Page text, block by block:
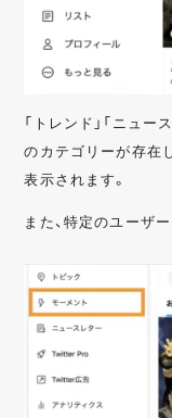
「トレンド」「ニュー
のカテゴリーが存在
表示されます。
また、特定のユーザ